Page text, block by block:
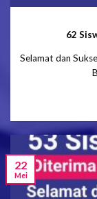
62
Selamat dan
22
Mei